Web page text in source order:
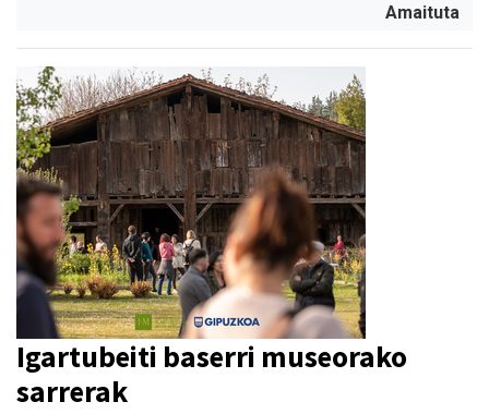
Amaituta
Igartubeiti baserri museorako
sarrerak